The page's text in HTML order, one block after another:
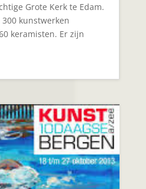
Grote Kerk te Edam.
kunstwerken
keramisten. Er zijn